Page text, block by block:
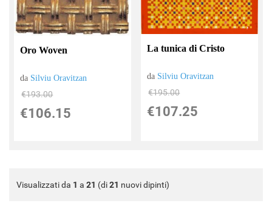
Oro Woven
da Silviu Oravitzan
€193.00
€106.15
La tunica di Cristo
da Silviu Oravitzan
€195.00
€107.25
Visualizzati da 1 a 21 (di21 nuovi dipinti)